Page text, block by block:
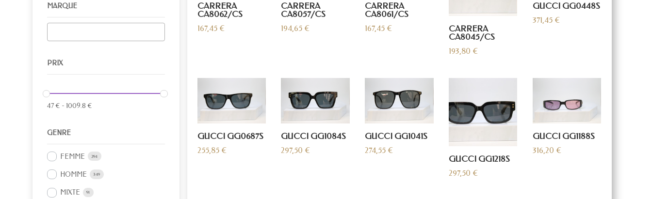
MARQUE
PRIX
47€ - 1009.8 €
GENRE
FEMME 294
HOMME 349
MIXTE 91
CARRERA
CA8062/CS
167,45 €
CARRERA
CA8057/CS
194,65 €
CARRERA
CA8061/CS
167,45 €
CARRERA
CA8045/CS
193,80 €
GUCCI GG0448S
371,45 €
GUCCI GG0687S
255,85 €
GUCCI GG1084S
297,50 €
GUCCI GG1041S
274,55 €
GUCCI GG1218S
297,50 €
GUCCI GG1188S
316,20 €